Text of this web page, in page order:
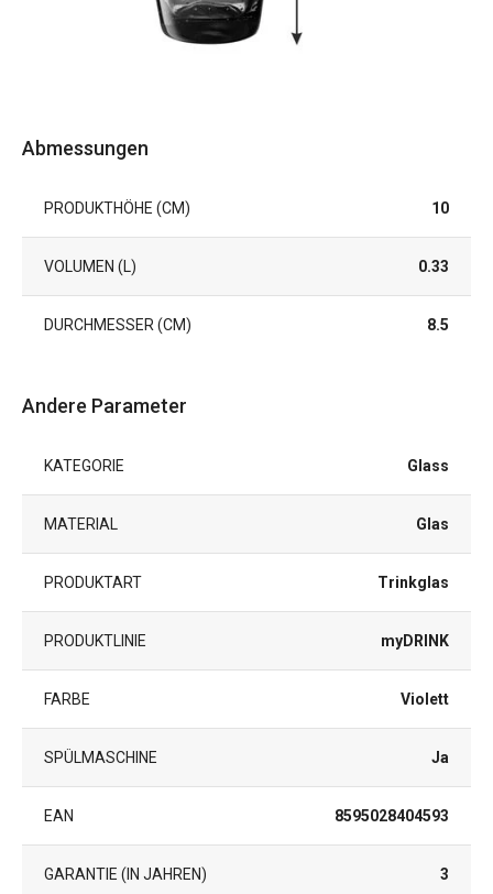
Abmessungen
PRODUKTHÖHE (CM) 10
VOLUMEN (L) 0.33
DURCHMESSER (CM) 8.5
Andere Parameter
KATEGORIE Glass
MATERIAL Glas
PRODUKTART Trinkglas
PRODUKTLINIE myDRINK
FARBE Violett
SPÜLMASCHINE Ja
EAN 8595028404593
GARANTIE (IN JAHREN) 3